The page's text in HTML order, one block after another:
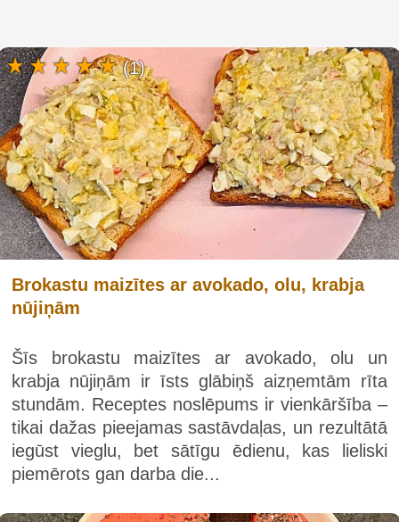
Brokastu maizītes ar avokado, olu, krabja
nūjiņām
Šīs brokastu maizītes ar avokado, olu un
krabja nūjiņām ir īsts glābiņš aizņemtām rīta
stundām. Receptes noslēpums ir vienkāršība –
tikai dažas pieejamas sastāvdaļas, un rezultātā
iegūst vieglu, bet sātīgu ēdienu, kas lieliski
piemērots gan darba die...
(1)